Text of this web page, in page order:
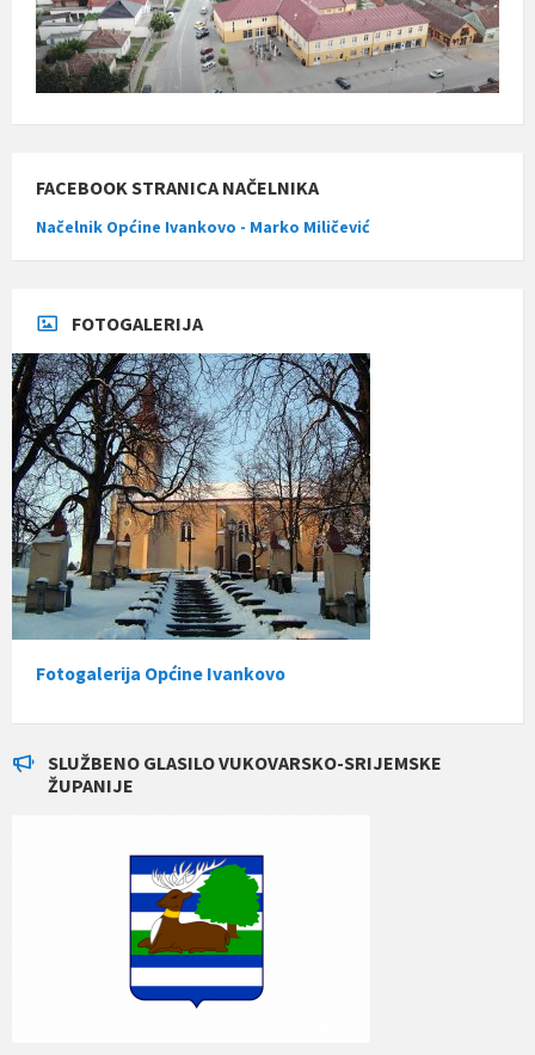
FACEBOOK STRANICA NAČELNIKA
Načelnik Općine Ivankovo - Marko Miličević
FOTOGALERIJA
Fotogalerija Općine Ivankovo
SLUŽBENO GLASILO VUKOVARSKO-SRIJEMSKE
ŽUPANIJE